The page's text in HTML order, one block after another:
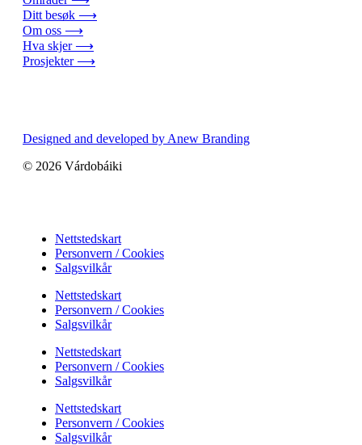
Ditt besøk ⟶
Om oss ⟶
Hva skjer ⟶
Prosjekter ⟶
Designed and developed by Anew Branding
© 2026 Várdobáiki
Nettstedskart
Personvern / Cookies
Salgsvilkår
Nettstedskart
Personvern / Cookies
Salgsvilkår
Nettstedskart
Personvern / Cookies
Salgsvilkår
Nettstedskart
Personvern / Cookies
Salgsvilkår